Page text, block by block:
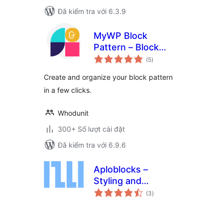
Đã kiểm tra với 6.3.9
MyWP Block
Pattern – Block
Pattern Builder for
(5tổng
đánh
)
Create and organize your block pattern
in a few clicks.
Whodunit
300+ Số lượt cài đặt
Đã kiểm tra với 6.9.6
Aploblocks –
Styling and
Patterns for the
(3tổng
đánh
)